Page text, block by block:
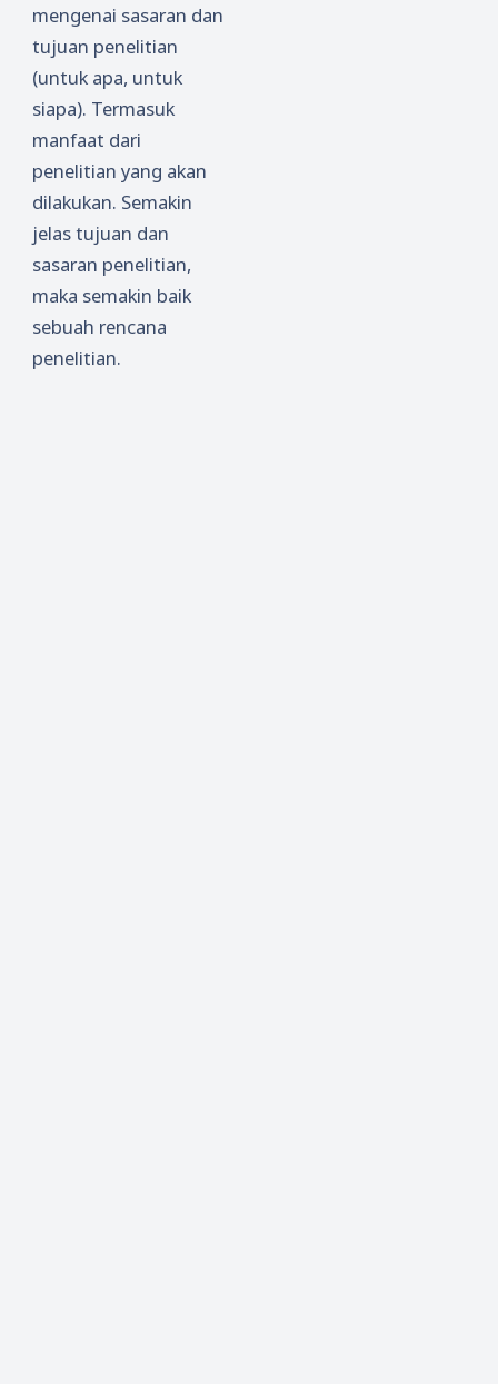
mengenai sasaran dan
tujuan penelitian
(untuk apa, untuk
siapa). Termasuk
manfaat dari
penelitian yang akan
dilakukan. Semakin
jelas tujuan dan
sasaran penelitian,
maka semakin baik
sebuah rencana
penelitian.